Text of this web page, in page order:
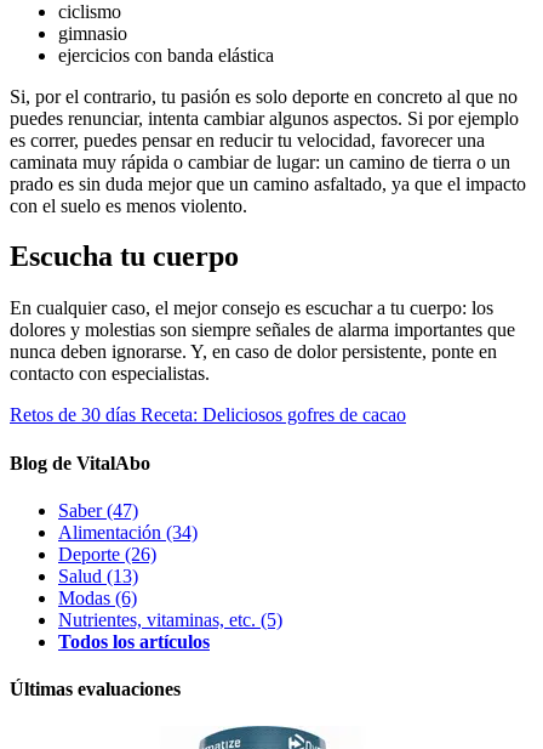
ciclismo
gimnasio
ejercicios con banda elástica
Si, por el contrario, tu pasión es solo deporte en concreto al que no
puedes renunciar, intenta cambiar algunos aspectos. Si por ejemplo
es correr, puedes pensar en reducir tu velocidad, favorecer una
caminata muy rápida o cambiar de lugar: un camino de tierra o un
prado es sin duda mejor que un camino asfaltado, ya que el impacto
con el suelo es menos violento.
Escucha tu cuerpo
En cualquier caso, el mejor consejo es escuchar a tu cuerpo: los
dolores y molestias son siempre señales de alarma importantes que
nunca deben ignorarse. Y, en caso de dolor persistente, ponte en
contacto con especialistas.
Retos de 30 días Receta: Deliciosos gofres de cacao
Blog de VitalAbo
Saber(47)
Alimentación (34)
Deporte (26)
Salud (13)
Modas (6)
Nutrientes, vitaminas, etc. (5)
Todos los artículos
Últimas evaluaciones